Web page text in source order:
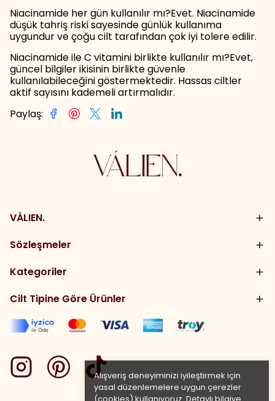
Alışveriş deneyiminizi iyileştirmek için
yasal düzenlemelere uygun çerezler
Niacinamide her gün kullanılır mı?Evet. Niacinamide
düşük tahriş riski sayesinde günlük kullanıma
uygundur ve çoğu cilt tarafından çok iyi tolere edilir.
Niacinamide ile C vitamini birlikte kullanılır mı?Evet,
güncel bilgiler ikisinin birlikte güvenle
kullanılabileceğini göstermektedir. Hassas ciltler
aktif sayısını kademeli artırmalıdır.
Paylaş:
VÀLIEN.
Sözleşmeler
Kategoriler
Cilt Tipine Göre Ürünler